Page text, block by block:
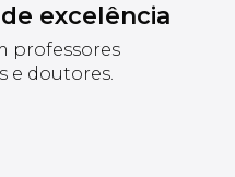
excelência
professores
e doutores.